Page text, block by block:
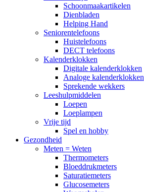
Schoonmaakartikelen
Dienbladen
Helping Hand
Seniorentelefoons
Huistelefoons
DECT telefoons
Kalenderklokken
Digitale kalenderklokken
Analoge kalenderklokken
Sprekende wekkers
Leeshulpmiddelen
Loepen
Loeplampen
Vrije tijd
Spel en hobby
Gezondheid
Meten = Weten
Thermometers
Bloeddrukmeters
Saturatiemeters
Glucosemeters